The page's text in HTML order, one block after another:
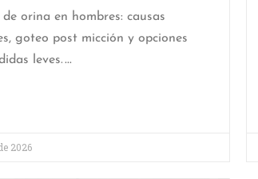
de orina en hombres: causas
goteo post micción y opciones
leves.
2026